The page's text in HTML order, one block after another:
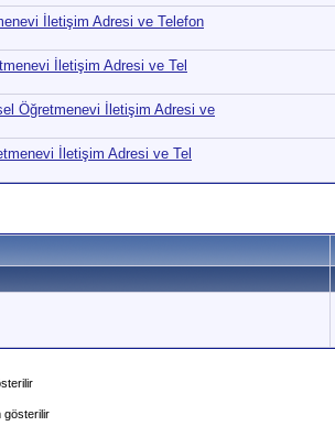
İletişim Adresi ve Telefon
İletişim Adresi ve Tel
Öğretmenevi İletişim Adresi ve
İletişim Adresi ve Tel
gösterilir